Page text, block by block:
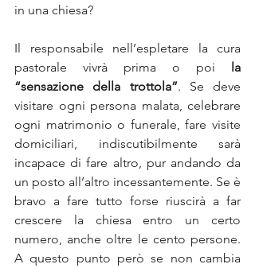
in una chiesa?
Il responsabile nell’espletare la cura
pastorale vivrà prima o poi la
“sensazione della trottola”. Se deve
visitare ogni persona malata, celebrare
ogni matrimonio o funerale, fare visite
domiciliari, indiscutibilmente sarà
incapace di fare altro, pur andando da
un posto all’altro incessantemente. Se è
bravo a fare tutto forse riuscirà a far
crescere la chiesa entro un certo
numero, anche oltre le cento persone.
A questo punto però se non cambia